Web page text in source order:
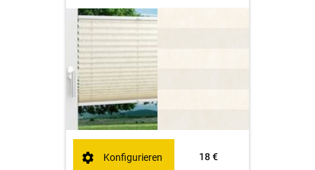
18 €
Konfigurieren